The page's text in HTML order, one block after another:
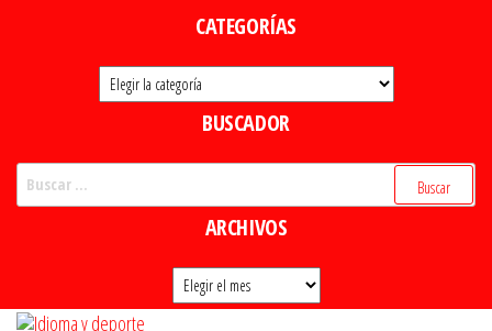
CATEGORÍAS
Categorías
BUSCADOR
ARCHIVOS
Archivos